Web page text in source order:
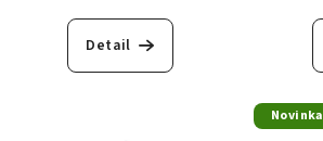
Detail
Novinka